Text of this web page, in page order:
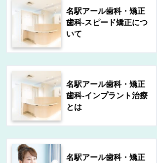
名駅アール歯科・矯正
歯科-スピード矯正につ
いて
名駅アール歯科・矯正
歯科-インプラント治療
とは
名駅アール歯科・矯正